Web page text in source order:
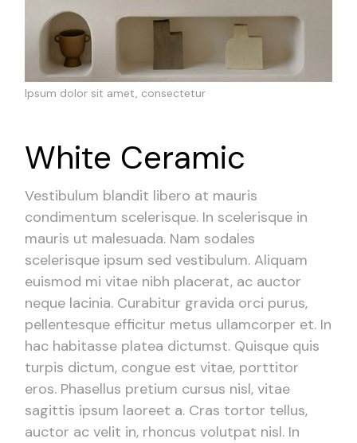
Ipsum dolor sit amet, consectetur
White Ceramic
Vestibulum blandit libero at mauris
condimentum scelerisque. In scelerisque in
mauris ut malesuada. Nam sodales
scelerisque ipsum sed vestibulum. Aliquam
euismod mi vitae nibh placerat, ac auctor
neque lacinia. Curabitur gravida orci purus,
pellentesque efficitur metus ullamcorper et. In
hac habitasse platea dictumst. Quisque quis
turpis dictum, congue est vitae, porttitor
eros. Phasellus pretium cursus nisl, vitae
sagittis ipsum laoreet a. Cras tortor tellus,
auctor ac velit in, rhoncus volutpat nisl. In